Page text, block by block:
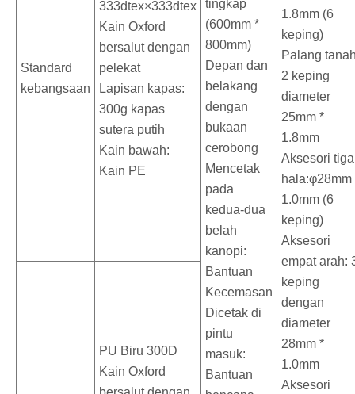
Standard
kebangsaan
333dtex×333dtex
Kain Oxford
bersalut dengan
pelekat
Lapisan kapas:
300g kapas
sutera putih
Kain bawah:
Kain PE
tingkap
(600mm *
800mm)
Depan dan
belakang
dengan
bukaan
cerobong
Mencetak
pada
kedua-dua
belah
kanopi:
Bantuan
Kecemasan
Dicetak di
pintu
masuk:
Bantuan
1.8mm (6
keping)
Palang
2 keping
diameter
25mm *
1.8mm
Aksesori tiga
hala:φ28mm
1.0mm (6
keping)
Aksesori
empat arah:
keping
dengan
diameter
28mm *
1.0mm
Aksesori
PU Biru 300D
Kain Oxford